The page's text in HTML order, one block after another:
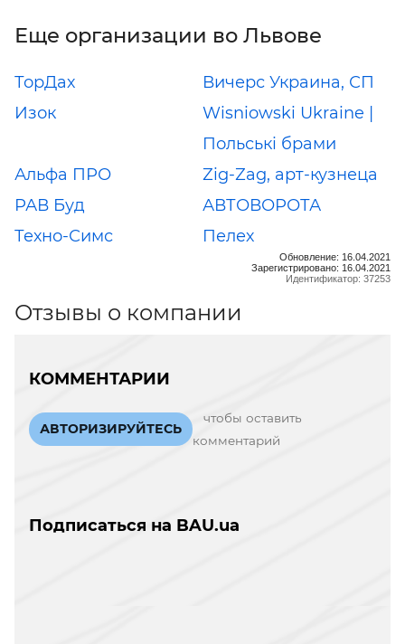
Еще организации во Львове
ТорДах
Вичерс Украина, СП
Изок
Wisniowski Ukraine |
Польські брами
Альфа ПРО
Zig-Zag, арт-кузнеца
РАВ Буд
АВТОВОРОТА
Техно-Симс
Пелех
Обновление: 16.04.2021
Зарегистрировано: 16.04.2021
Идентификатор: 37253
Отзывы о компании
КОММЕНТАРИИ
АВТОРИЗИРУЙТЕСЬ
чтобы оставить
комментарий
Подписаться на BAU.ua